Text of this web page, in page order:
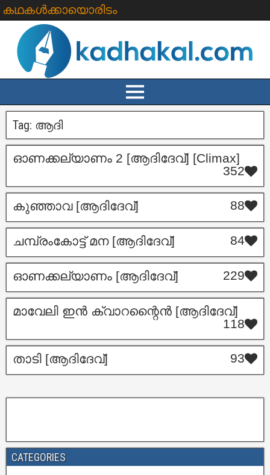
കഥകൾക്കായൊരിടം
Tag: ആദി
ഓണക്കല്യാണം 2 [ആദിദേവ്] [Climax]
352
കുഞ്ഞാവ [ആദിദേവ്] 88
ചമ്പ്രംകോട്ട് മന [ആദിദേവ്] 84
ഓണക്കല്യാണം [ആദിദേവ്] 229
മാവേലി ഇൻ ക്വാറന്റൈൻ [ആദിദേവ്]
118
താടി [ആദിദേവ്] 93
CATEGORIES